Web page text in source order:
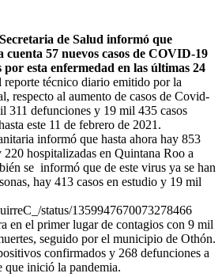
de Salud informó que
cuenta 57 nuevos casos de COVID-19
por esta enfermedad en las últimas 24
reporte técnico diario emitido por la
respecto al aumento de casos de Covid-
311 defunciones y 19 mil 435 casos
este 11 de febrero de 2021.
informó que hasta ahora hay 853
220 hospitalizadas en Quintana Roo a
se informó que de este virus ya se han
hay 413 casos en estudio y 19 mil
status/1359947670073278466
en el primer lugar de contagios con 9 mil
seguido por el municipio de Othón.
confirmados y 268 defunciones a
que inició la pandemia.